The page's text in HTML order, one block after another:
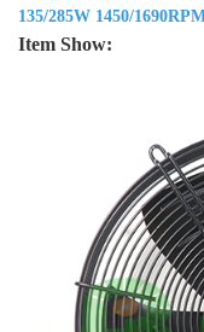
135/285W 1450/
Item Show: